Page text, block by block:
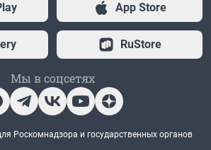
App Store
RuStore
Мы в соцсетях
Роскомнадзора и государственных органов